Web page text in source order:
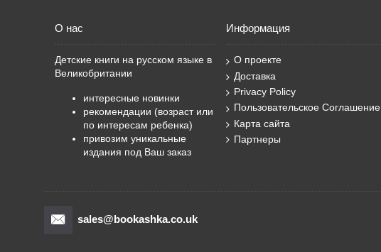
О нас
Детские книги на русском языке в
Великобритании
интересные новинки
рекомендации (возраст или
по интересам ребенка)
привозим уникальные
издания под Ваш заказ
Информация
О проекте
Доставка
Privacy Policy
Пользовательское Соглашение
Карта сайта
Партнеры
sales@bookashka.co.uk